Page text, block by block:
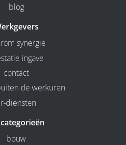
blog
synergie
ingave
contact
de werkuren
diensten
bouw